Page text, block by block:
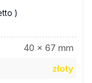
)
40 x 67 mm
złoty